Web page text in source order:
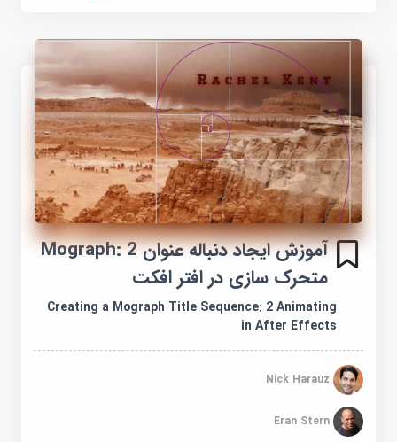
آموزش ایجاد دنباله عنوان Mograph: 2
متحرک سازی در افتر افکت
Creating a Mograph Title Sequence: 2 Animating
in After Effects
Nick Harauz
Eran Stern